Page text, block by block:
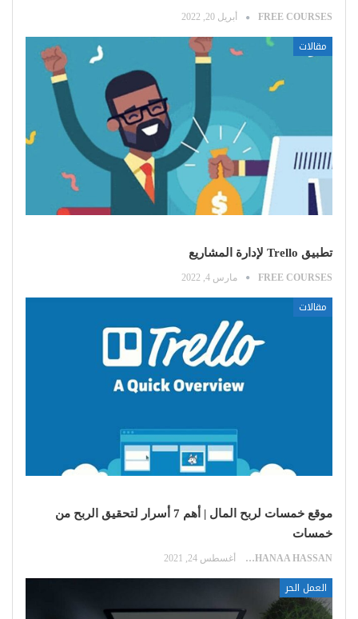
FREE COURSES أبريل 20, 2022
مقالات
تطبيق Trello لإدارة المشاريع
FREE COURSES مارس 4, 2022
مقالات
موقع خمسات لربح المال | أهم 7 أسرار لتحقيق الربح من
خمسات
HANAA HASSAN أغسطس 24, 2021
العمل الحر